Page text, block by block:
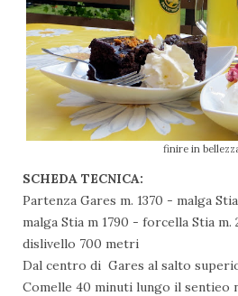
finire in
SCHEDA TECNICA:
Partenza Gares m. 1370 - malga
malga Stia m 1790 - forcella Stia m.
dislivello 700 metri
Dal centro di Gares al salto
Comelle 40 minuti lungo il sentieo